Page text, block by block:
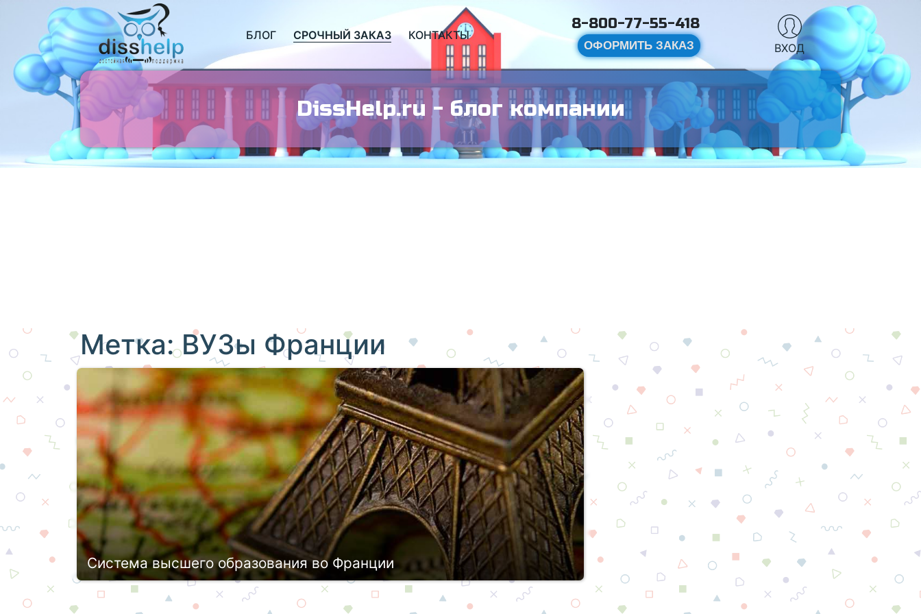
БЛОГ СРОЧНЫЙ ЗАКАЗ КОНТАКТЫ
8-800-77-55-418
ОФОРМИТЬ ЗАКАЗ ВХОД
DissHelp.ru - блог компании
Метка:ВУЗы Франции
Система высшего образования во Франции
Обучение во Франции считается одним из престижных и качественных. Недаром